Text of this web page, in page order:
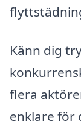
Känn dig
flera
enklare för